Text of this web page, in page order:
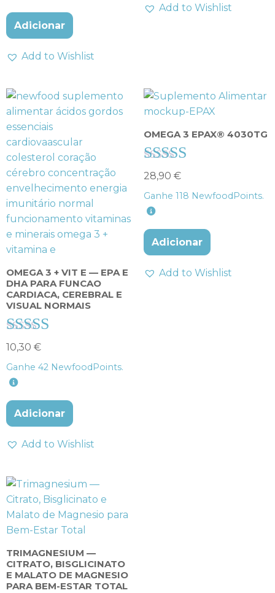
Adicionar
Add to Wishlist
Add to Wishlist
OMEGA 3 + VIT E — EPA E
DHA PARA FUNCAO
CARDIACA, CEREBRAL E
VISUAL NORMAIS
Avaliação
4.38
de 5
10,30 €
Ganhe 42 NewfoodPoints.
Adicionar
Add to Wishlist
OMEGA 3 EPAX® 4030TG
Avaliação
4.00
de 5
28,90 €
Ganhe 118 NewfoodPoints.
Adicionar
Add to Wishlist
TRIMAGNESIUM —
CITRATO, BISGLICINATO
E MALATO DE MAGNESIO
PARA BEM-ESTAR TOTAL